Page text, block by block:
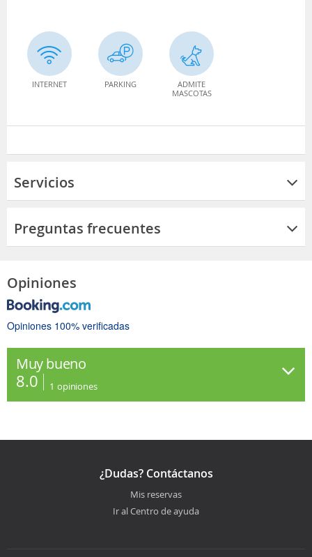
INTERNET PARKING
ADMITE
MASCOTAS
Servicios
Preguntas frecuentes
Opiniones
Opiniones 100% verificadas
Muy bueno
8.0 1 opiniones
¿Dudas? Contáctanos
Mis reservas
Ir al Centro de ayuda